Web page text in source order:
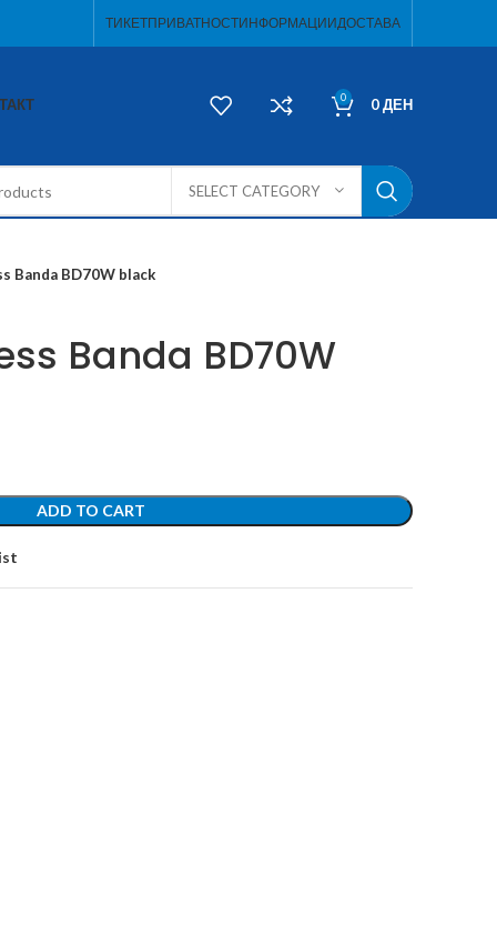
ТИКЕТПРИВАТНОСТИНФОРМАЦИИДОСТАВА
0 0ДЕН
SELECT CATEGORY
Banda BD70W black
Banda BD70W
ADD TO CART